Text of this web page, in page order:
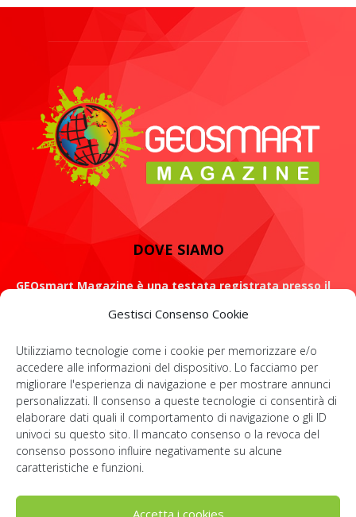
Gestisci Consenso Cookie
Utilizziamo tecnologie come i cookie per memorizzare e/o
accedere alle informazioni del dispositivo. Lo facciamo per
migliorare l'esperienza di navigazione e per mostrare annunci
personalizzati. Il consenso a queste tecnologie ci consentirà di
elaborare dati quali il comportamento di navigazione o gli ID
univoci su questo sito. Il mancato consenso o la revoca del
consenso possono influire negativamente su alcune
caratteristiche e funzioni.
Accetta i cookies
DOVE SIAMO
GEOsmart Magazine è una testata registrata presso il
ROMA: Via Casilina 98, 00182
Contattaci:info@geosmartmagazine.it
SOCIAL